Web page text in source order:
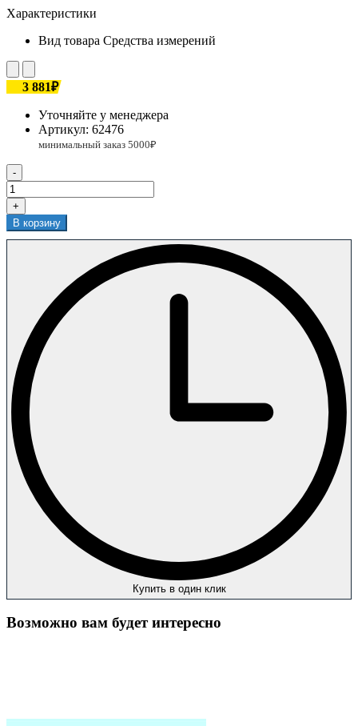
Характеристики
Вид товара Средства измерений
3 881₽
Уточняйте у менеджера
Артикул: 62476
-
+
В корзину
Купить в один клик
Возможно вам будет интересно